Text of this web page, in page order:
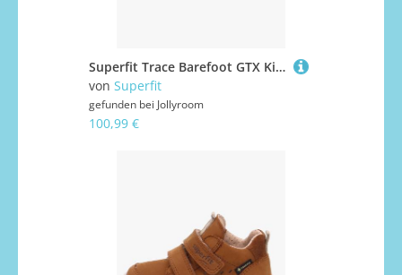
Superfit Trace Barefoot GTX Kinder Sneaker, Blue/Turquoise, 35, Kinderschuhe
von Superfit
gefunden bei Jollyroom
100,99 €